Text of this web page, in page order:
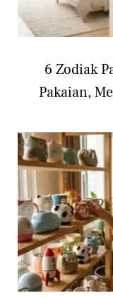
6 Zodiak
Pakaian,